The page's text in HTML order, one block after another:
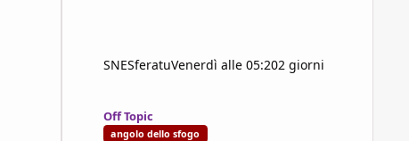
SNESferatuVenerdì alle 05:202 giorni
Off Topic
angolo dello sfogo